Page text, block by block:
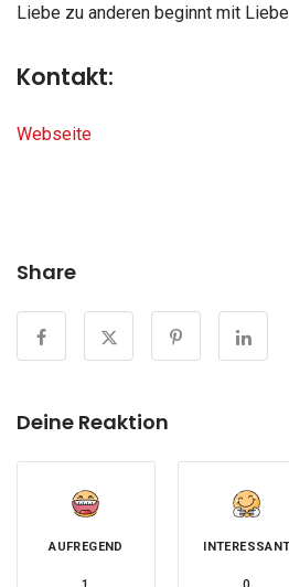
Liebe zu anderen beginnt mit
Kontakt:
Webseite
Share
Deine Reaktion
AUFREGEND INTERESSANT